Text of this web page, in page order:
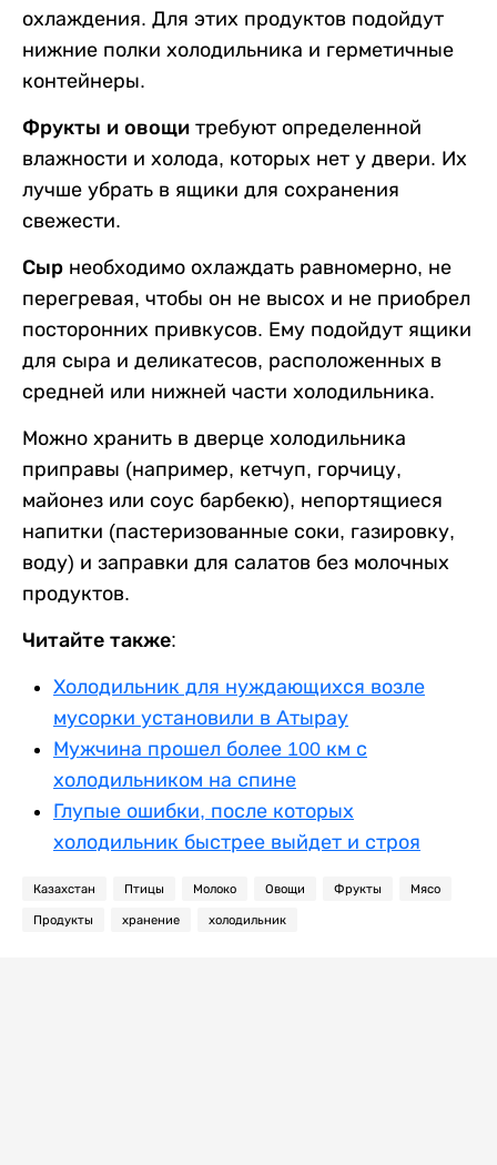
охлаждения. Для этих продуктов подойдут
нижние полки холодильника и герметичные
контейнеры.
Фрукты и овощи требуют определенной
влажности и холода, которых нет у двери. Их
лучше убрать в ящики для сохранения
свежести.
Сыр необходимо охлаждать равномерно, не
перегревая, чтобы он не высох и не приобрел
посторонних привкусов. Ему подойдут ящики
для сыра и деликатесов, расположенных в
средней или нижней части холодильника.
Можно хранить в дверце холодильника
приправы (например, кетчуп, горчицу,
майонез или соус барбекю), непортящиеся
напитки (пастеризованные соки, газировку,
воду) и заправки для салатов без молочных
продуктов.
Читайте также:
Холодильник для нуждающихся возле
мусорки установили в Атырау
Мужчина прошел более 100 км с
холодильником на спине
Глупые ошибки, после которых
холодильник быстрее выйдет и строя
Казахстан Птицы Молоко Овощи Фрукты Мясо
Продукты хранение холодильник